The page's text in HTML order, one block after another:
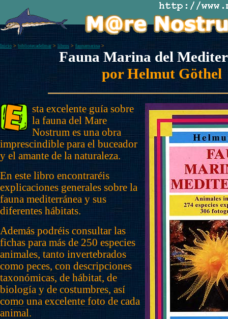
Inicio >bibliotecadelmar> libros > faunamarina>
Fauna Marina del
por Helmut Göthel
sta excelente guía sobre
la fauna del Mare
Nostrum es una obra
imprescindible para el buceador
y el amante de la naturaleza.
En este libro encontraréis
explicaciones generales sobre la
fauna mediterránea y sus
diferentes hábitats.
Además podréis consultar las
fichas para más de 250 especies
animales, tanto invertebrados
como peces, con descripciones
taxonómicas, de hábitat, de
biología y de costumbres, así
como una excelente foto de cada
animal.